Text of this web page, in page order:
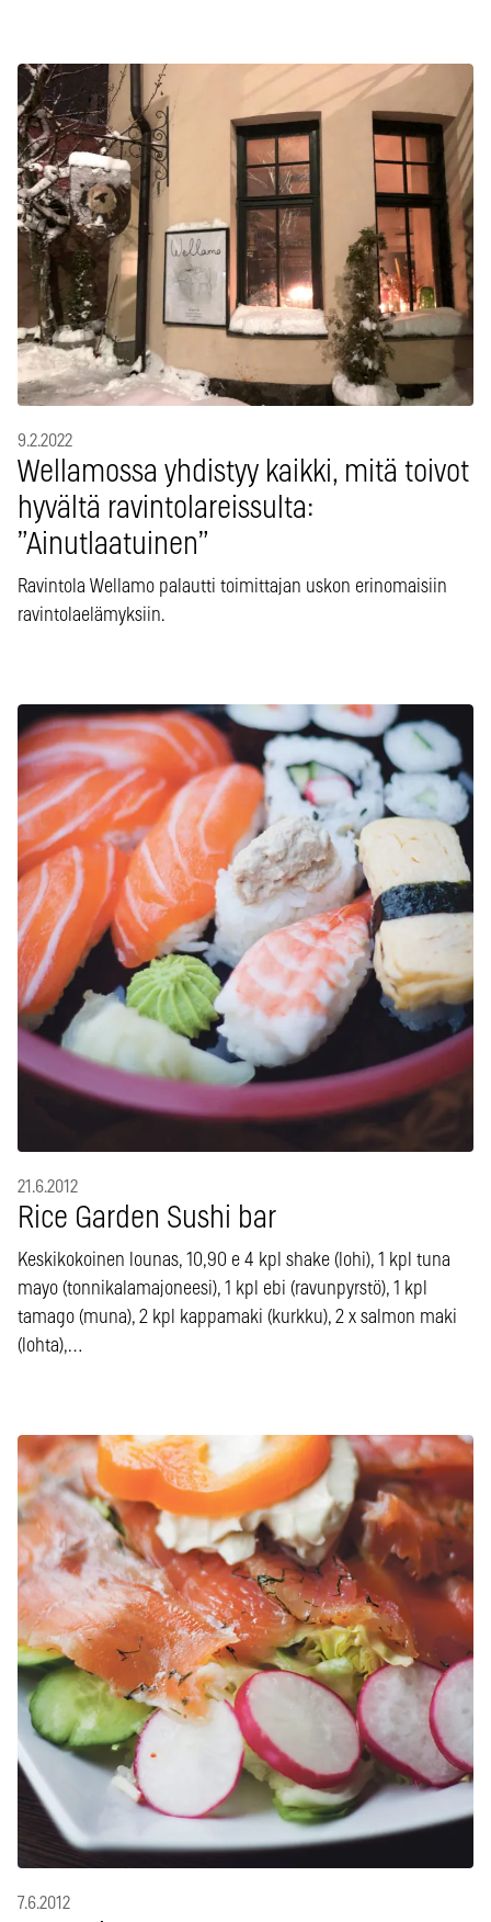
9.2.2022
Wellamossa yhdistyy kaikki, mitä toivot
hyvältä ravintolareissulta:
”Ainutlaatuinen”
Ravintola Wellamo palautti toimittajan uskon erinomaisiin
ravintolaelämyksiin.
21.6.2012
Rice Garden Sushi bar
Keskikokoinen lounas, 10,90 e 4 kpl shake (lohi), 1 kpl tuna
mayo (tonnikalamajoneesi), 1 kpl ebi (ravunpyrstö), 1 kpl
tamago (muna), 2 kpl kappamaki (kurkku), 2 x salmon maki
(lohta),…
7.6.2012